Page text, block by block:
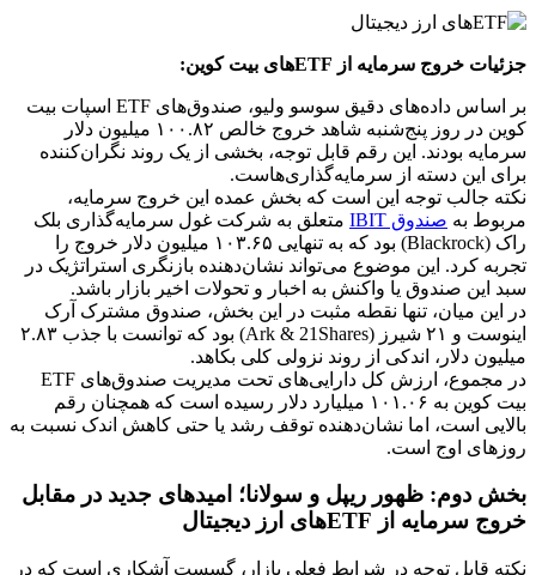
جزئیات خروج سرمایه از ETFهای بیت کوین:
بر اساس داده‌های دقیق سوسو ولیو، صندوق‌های ETF اسپات بیت
کوین در روز پنج‌شنبه شاهد خروج خالص ۱۰۰.۸۲ میلیون دلار
سرمایه بودند. این رقم قابل توجه، بخشی از یک روند نگران‌کننده
برای این دسته از سرمایه‌گذاری‌هاست.
نکته جالب توجه این است که بخش عمده این خروج سرمایه،
مربوط به صندوق IBIT
متعلق به شرکت غول سرمایه‌گذاری بلک
راک (Blackrock) بود که به تنهایی ۱۰۳.۶۵ میلیون دلار خروج را
تجربه کرد. این موضوع می‌تواند نشان‌دهنده بازنگری استراتژیک در
سبد این صندوق یا واکنش به اخبار و تحولات اخیر بازار باشد.
در این میان، تنها نقطه مثبت در این بخش، صندوق مشترک آرک
اینوست و ۲۱ شیرز (Ark & 21Shares) بود که توانست با جذب ۲.۸۳
میلیون دلار، اندکی از روند نزولی کلی بکاهد.
در مجموع، ارزش کل دارایی‌های تحت مدیریت صندوق‌های ETF
بیت کوین به ۱۰۱.۰۶ میلیارد دلار رسیده است که همچنان رقم
بالایی است، اما نشان‌دهنده توقف رشد یا حتی کاهش اندک نسبت به
روزهای اوج است.
بخش دوم: ظهور ریپل و سولانا؛ امیدهای جدید در مقابل
خروج سرمایه از ETFهای ارز دیجیتال
نکته قابل توجه در شرایط فعلی بازار، گسست آشکاری است که در